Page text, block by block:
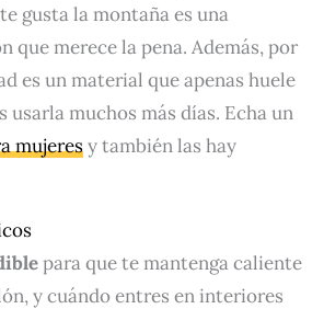
gusta la montaña es una
que merece la pena. Además, por
es un material que apenas huele
usarla muchos más días. Echa un
mujeresy también las hay
para que te mantenga caliente
y cuándo entres en interiores